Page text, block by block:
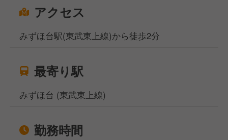
アクセス
みずほ台駅(東武東上線)から徒歩2分
最寄り駅
みずほ台 (東武東上線)
勤務時間